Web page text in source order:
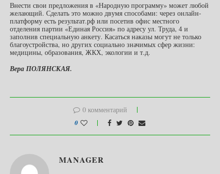
Внести свои предложения в «Народную программу» может любой
желающий. Сделать это можно двумя способами: через онлайн-
платформу есть результат.рф или посетив офис местного
отделения партии «Единая Россия» по адресу ул. Труда, 4 и
заполнив специальную анкету. Касаться наказы могут не только
благоустройства, но других социально значимых сфер жизни:
медицины, образования, ЖКХ, экологии и т.д.
Вера ПОЛЯНСКАЯ.
0 комментарий
0
MANAGER